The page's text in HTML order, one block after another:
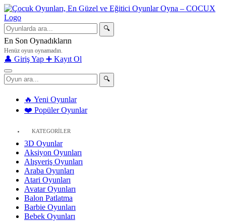
🔍
En Son Oynadıkların
Henüz oyun oynamadın.
👤 Giriş Yap ➕ Kayıt Ol
🔍
🔥 Yeni Oyunlar
❤️ Popüler Oyunlar
KATEGORİLER
3D Oyunlar
Aksiyon Oyunları
Alışveriş Oyunları
Araba Oyunları
Atari Oyunları
Avatar Oyunları
Balon Patlatma
Barbie Oyunları
Bebek Oyunları